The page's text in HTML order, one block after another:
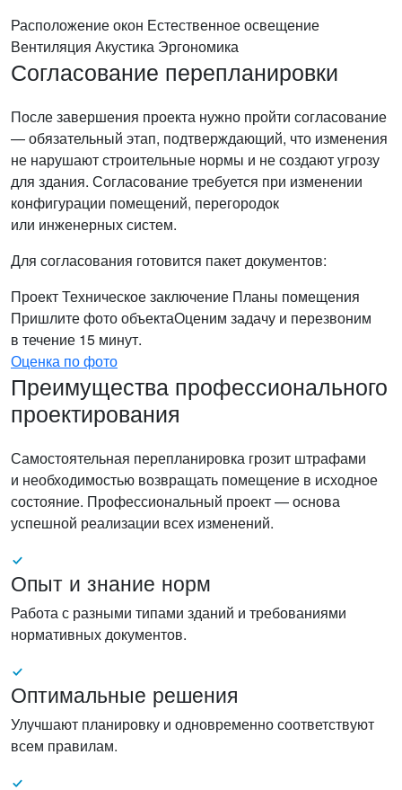
Расположение окон Естественное освещение
Вентиляция Акустика Эргономика
Согласование перепланировки
После завершения проекта нужно пройти согласование
— обязательный этап, подтверждающий, что изменения
не нарушают строительные нормы и не создают угрозу
для здания. Согласование требуется при изменении
конфигурации помещений, перегородок
или инженерных систем.
Для согласования готовится пакет документов:
ПроектТехническое заключение Планы помещения
Пришлите фото объектаОценим задачу и перезвоним
в течение 15 минут.
Оценка по фото
Преимущества профессионального
проектирования
Самостоятельная перепланировка грозит штрафами
и необходимостью возвращать помещение в исходное
состояние. Профессиональный проект — основа
успешной реализации всех изменений.
Опыт и знание норм
Работа с разными типами зданий и требованиями
нормативных документов.
Оптимальные решения
Улучшают планировку и одновременно соответствуют
всем правилам.